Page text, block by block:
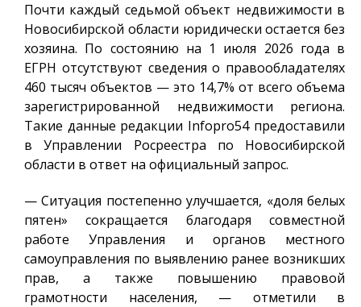
Почти каждый седьмой объект недвижимости в
Новосибирской области юридически остается без
хозяина. По состоянию на 1 июля 2026 года в
ЕГРН отсутствуют сведения о правообладателях
460 тысяч объектов — это 14,7% от всего объема
зарегистрированной недвижимости региона.
Такие данные редакции Infopro54предоставили
в Управлении Росреестра по Новосибирской
области в ответ на официальный запрос.
— Ситуация постепенно улучшается, «доля белых
пятен» сокращается благодаря совместной
работе Управления и органов местного
самоуправления по выявлению ранее возникших
прав, а также повышению правовой
грамотности населения, — отметили в